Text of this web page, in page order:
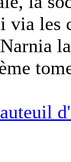
via les